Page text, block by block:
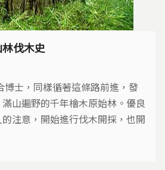
伐木史
博士，同樣循著這條路前進，發
山遍野的千年檜木原始林。優良
注意，開始進行伐木開採，也開
衰歷史。 一百年前，從阿里山
的森林，不再只是原住民居住、